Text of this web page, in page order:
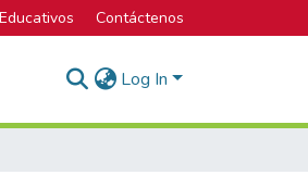
Contáctenos
Log In